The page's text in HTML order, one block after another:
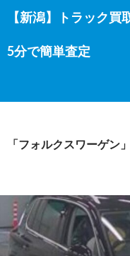
【新潟】トラック買
5分で簡単査定
ン
テ
へ
ッ「フォルクスワーゲン